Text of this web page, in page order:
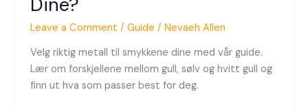
Leave a Comment /Guide /Nevaeh Allen
Velg riktig metall til smykkene dine med vår guide.
Lær om forskjellene mellom gull, sølv og hvitt gull og
finn ut hva som passer best for deg.